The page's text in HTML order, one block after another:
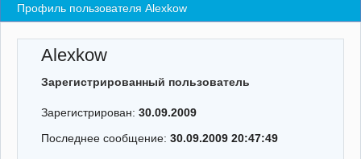
Регистрация
Вход
Профиль пользователя Alexkow
Alexkow
Зарегистрированный пользователь
Зарегистрирован:30.09.2009
Последнее сообщение:30.09.2009 20:47:49